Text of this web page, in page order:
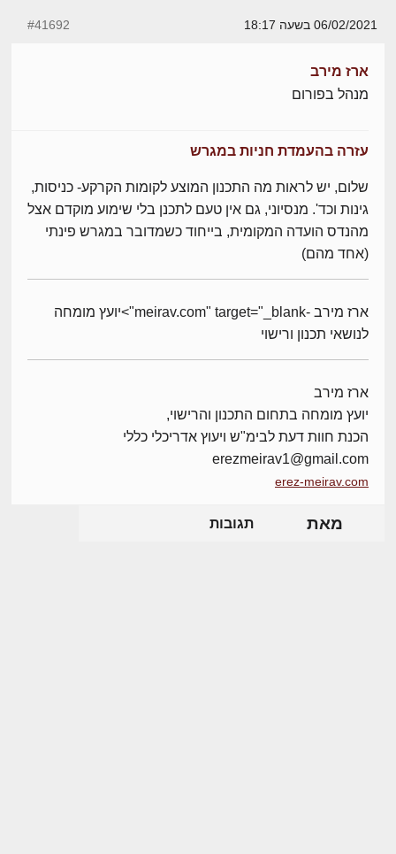
06/02/2021 בשעה 18:17 #41692
ארז מירב
מנהל בפורום
עזרה בהעמדת חניות במגרש
שלום, יש לראות מה התכנון המוצע לקומות הקרקע- כניסות,
גינות וכד'. מנסיוני, גם אין טעם לתכנן בלי שימוע מוקדם אצל
מהנדס הועדה המקומית, בייחוד כשמדובר במגרש פינתי
(אחד מהם)
ארז מירב -meirav.com" target="_blank">יועץ מומחה
לנושאי תכנון ורישוי
ארז מירב
יועץ מומחה בתחום התכנון והרישוי,
הכנת חוות דעת לבימ"ש ויעוץ אדריכלי כללי
erezmeirav1@gmail.com
erez-meirav.com
מאת תגובות